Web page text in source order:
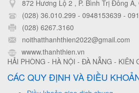
872 Hương Lộ 2 , P. Bình Trị Đông A,
(028) 36.010.299 - 0948153639 -
(028) 6267.3160
noithatthanhthien2022@gmail.com
wwww.thanhthien.vn
HẢI PHÒNG - HÀ NỘI - ĐÀ NẴNG - KIÊN
CÁC QUY ĐỊNH VÀ ĐIỀU